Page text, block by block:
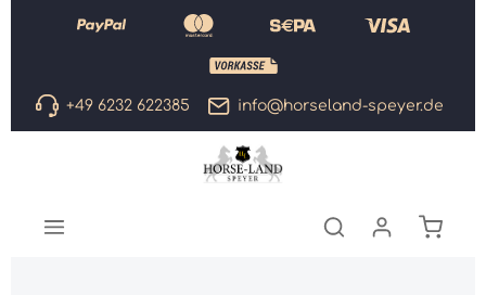
Zum Hauptinhalt springen
+49 6232 622385 info@horseland-speyer.de